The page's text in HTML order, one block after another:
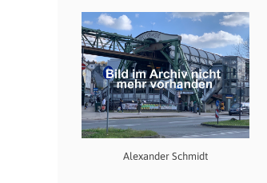
Alexander Schmidt